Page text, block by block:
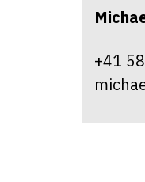
+41